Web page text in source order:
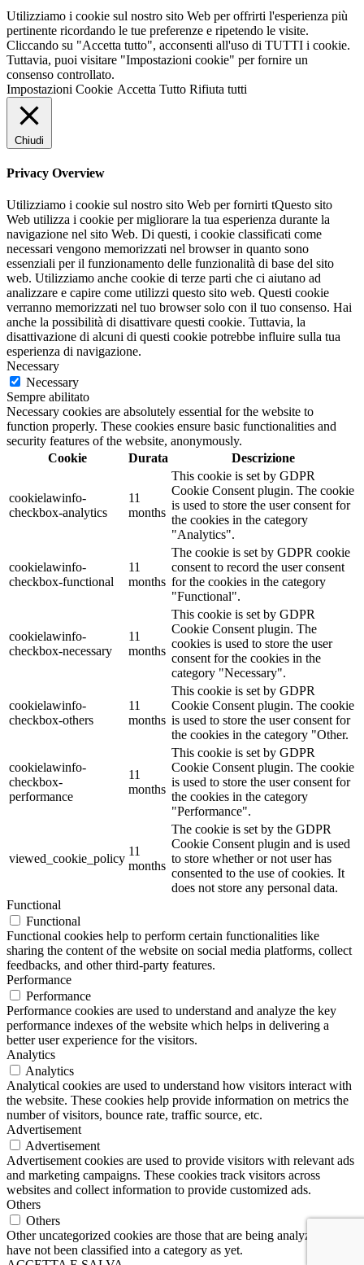
Utilizziamo i cookie sul nostro sito Web per offrirti l'esperienza più
pertinente ricordando le tue preferenze e ripetendo le visite.
Cliccando su "Accetta tutto", acconsenti all'uso di TUTTI i cookie.
Tuttavia, puoi visitare "Impostazioni cookie" per fornire un
consenso controllato.
Impostazioni Cookie Accetta Tutto Rifiuta tutti
Chiudi
Privacy Overview
Utilizziamo i cookie sul nostro sito Web per fornirti tQuesto sito
Web utilizza i cookie per migliorare la tua esperienza durante la
navigazione nel sito Web. Di questi, i cookie classificati come
necessari vengono memorizzati nel browser in quanto sono
essenziali per il funzionamento delle funzionalità di base del sito
web. Utilizziamo anche cookie di terze parti che ci aiutano ad
analizzare e capire come utilizzi questo sito web. Questi cookie
verranno memorizzati nel tuo browser solo con il tuo consenso. Hai
anche la possibilità di disattivare questi cookie. Tuttavia, la
disattivazione di alcuni di questi cookie potrebbe influire sulla tua
esperienza di navigazione.
Necessary
Necessary
Sempre abilitato
Necessary cookies are absolutely essential for the website to
function properly. These cookies ensure basic functionalities and
security features of the website, anonymously.
Cookie
Durata Descrizione
cookielawinfo-
checkbox-analytics
11
months
This cookie is set by GDPR
Cookie Consent plugin. The cookie
is used to store the user consent for
the cookies in the category
"Analytics".
cookielawinfo-
checkbox-functional
11
months
The cookie is set by GDPR cookie
consent to record the user consent
for the cookies in the category
"Functional".
cookielawinfo-
checkbox-necessary
11
months
This cookie is set by GDPR
Cookie Consent plugin. The
cookies is used to store the user
consent for the cookies in the
category "Necessary".
cookielawinfo-
checkbox-others
11
months
This cookie is set by GDPR
Cookie Consent plugin. The cookie
is used to store the user consent for
the cookies in the category "Other.
cookielawinfo-
checkbox-
performance
11
months
This cookie is set by GDPR
Cookie Consent plugin. The cookie
is used to store the user consent for
the cookies in the category
"Performance".
viewed_cookie_policy
11
months
The cookie is set by the GDPR
Cookie Consent plugin and is used
to store whether or not user has
consented to the use of cookies. It
does not store any personal data.
Functional
Functional
Functional cookies help to perform certain functionalities like
sharing the content of the website on social media platforms, collect
feedbacks, and other third-party features.
Performance
Performance
Performance cookies are used to understand and analyze the key
performance indexes of the website which helps in delivering a
better user experience for the visitors.
Analytics
Analytics
Analytical cookies are used to understand how visitors interact with
the website. These cookies help provide information on metrics the
number of visitors, bounce rate, traffic source, etc.
Advertisement
Advertisement
Advertisement cookies are used to provide visitors with relevant ads
and marketing campaigns. These cookies track visitors across
websites and collect information to provide customized ads.
Others
Others
Other uncategorized cookies are those that are being analyzed and
have not been classified into a category as yet.